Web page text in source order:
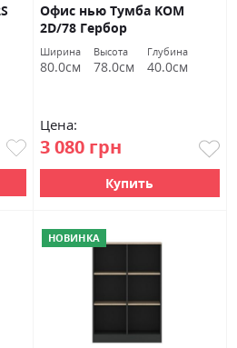
Офис нью Тумба KOM
2D/78 Гербор
Ширина
80.0см
Высота
78.0см
Глубина
40.0см
Цена:
3 080 грн
Купить
НОВИНКА